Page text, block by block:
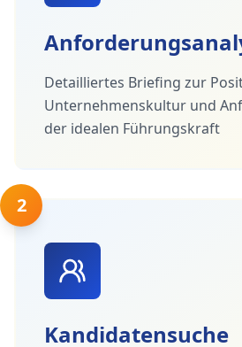
Detailliertes Briefing zur
Unternehmenskultur und
der idealen Führungskraft
2
Kandidatensuche